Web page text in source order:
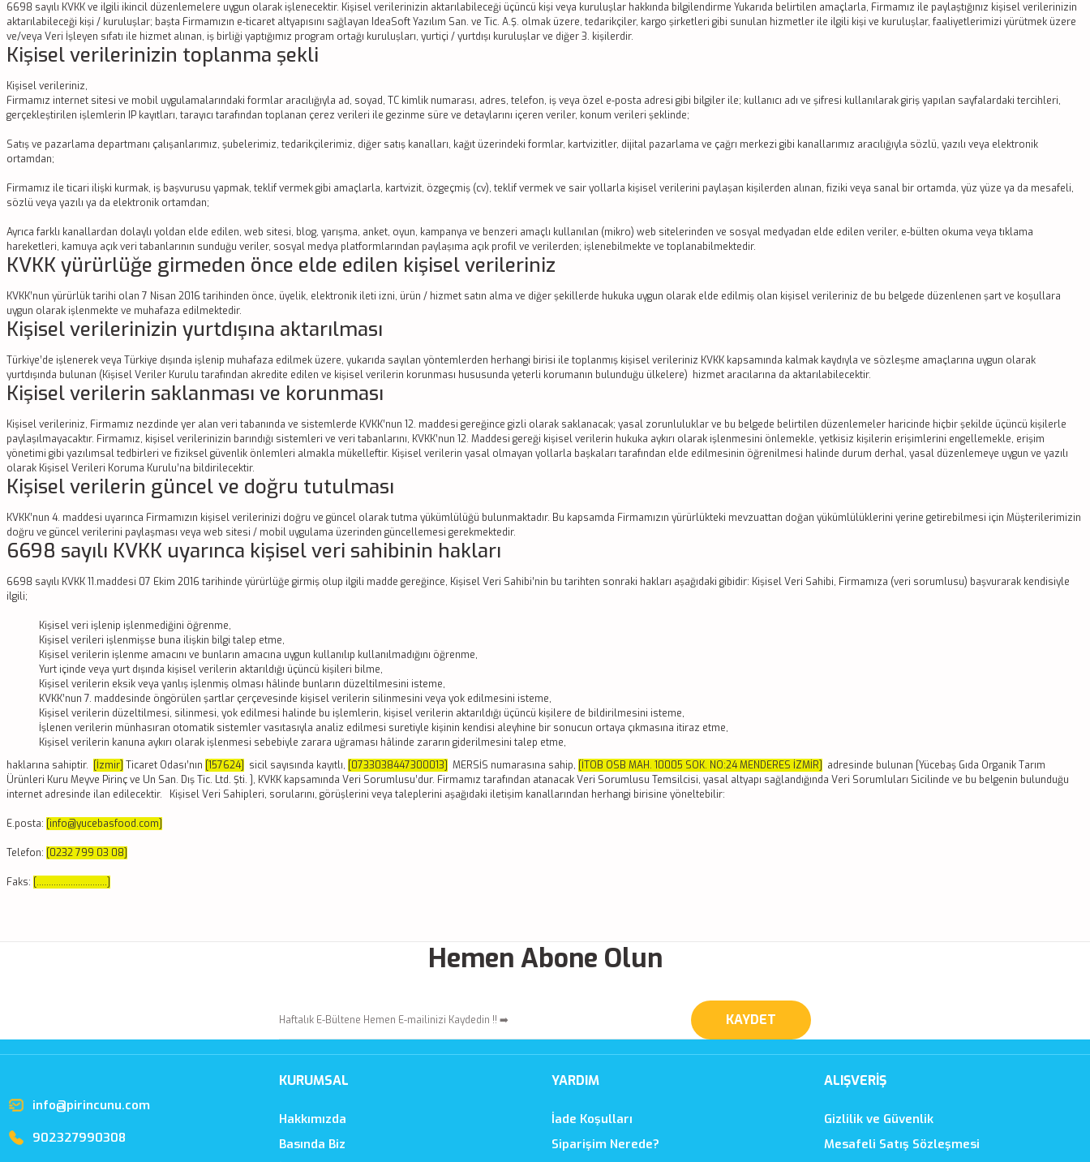
6698 sayılı KVKK ve ilgili ikincil düzenlemelere uygun olarak işlenecektir. Kişisel verilerinizin aktarılabileceği üçüncü kişi veya kuruluşlar hakkında bilgilendirme Yukarıda belirtilen amaçlarla, Firmamız ile paylaştığınız kişisel verilerinizin
aktarılabileceği kişi / kuruluşlar; başta Firmamızın e-ticaret altyapısını sağlayan IdeaSoft Yazılım San. ve Tic. A.Ş. olmak üzere, tedarikçiler, kargo şirketleri gibi sunulan hizmetler ile ilgili kişi ve kuruluşlar, faaliyetlerimizi yürütmek üzere
ve/veya Veri İşleyen sıfatı ile hizmet alınan, iş birliği yaptığımız program ortağı kuruluşları, yurtiçi / yurtdışı kuruluşlar ve diğer 3. kişilerdir.
Kişisel verilerinizin toplanma şekli
Kişisel verileriniz,
Firmamız internet sitesi ve mobil uygulamalarındaki formlar aracılığıyla ad, soyad, TC kimlik numarası, adres, telefon, iş veya özel e-posta adresi gibi bilgiler ile; kullanıcı adı ve şifresi kullanılarak giriş yapılan sayfalardaki tercihleri,
gerçekleştirilen işlemlerin IP kayıtları, tarayıcı tarafından toplanan çerez verileri ile gezinme süre ve detaylarını içeren veriler, konum verileri şeklinde;
Satış ve pazarlama departmanı çalışanlarımız, şubelerimiz, tedarikçilerimiz, diğer satış kanalları, kağıt üzerindeki formlar, kartvizitler, dijital pazarlama ve çağrı merkezi gibi kanallarımız aracılığıyla sözlü, yazılı veya elektronik
ortamdan;
Firmamız ile ticari ilişki kurmak, iş başvurusu yapmak, teklif vermek gibi amaçlarla, kartvizit, özgeçmiş (cv), teklif vermek ve sair yollarla kişisel verilerini paylaşan kişilerden alınan, fiziki veya sanal bir ortamda, yüz yüze ya da mesafeli,
sözlü veya yazılı ya da elektronik ortamdan;
Ayrıca farklı kanallardan dolaylı yoldan elde edilen, web sitesi, blog, yarışma, anket, oyun, kampanya ve benzeri amaçlı kullanılan (mikro) web sitelerinden ve sosyal medyadan elde edilen veriler, e-bülten okuma veya tıklama
hareketleri, kamuya açık veri tabanlarının sunduğu veriler, sosyal medya platformlarından paylaşıma açık profil ve verilerden; işlenebilmekte ve toplanabilmektedir.
KVKK yürürlüğe girmeden önce elde edilen kişisel verileriniz
KVKK’nun yürürlük tarihi olan 7 Nisan 2016 tarihinden önce, üyelik, elektronik ileti izni, ürün / hizmet satın alma ve diğer şekillerde hukuka uygun olarak elde edilmiş olan kişisel verileriniz de bu belgede düzenlenen şart ve koşullara
uygun olarak işlenmekte ve muhafaza edilmektedir.
Kişisel verilerinizin yurtdışına aktarılması
Türkiye’de işlenerek veya Türkiye dışında işlenip muhafaza edilmek üzere, yukarıda sayılan yöntemlerden herhangi birisi ile toplanmış kişisel verileriniz KVKK kapsamında kalmak kaydıyla ve sözleşme amaçlarına uygun olarak
yurtdışında bulunan (Kişisel Veriler Kurulu tarafından akredite edilen ve kişisel verilerin korunması hususunda yeterli korumanın bulunduğu ülkelere) hizmet aracılarına da aktarılabilecektir.
Kişisel verilerin saklanması ve korunması
Kişisel verileriniz, Firmamız nezdinde yer alan veri tabanında ve sistemlerde KVKK’nun 12. maddesi gereğince gizli olarak saklanacak; yasal zorunluluklar ve bu belgede belirtilen düzenlemeler haricinde hiçbir şekilde üçüncü kişilerle
paylaşılmayacaktır. Firmamız, kişisel verilerinizin barındığı sistemleri ve veri tabanlarını, KVKK’nun 12. Maddesi gereği kişisel verilerin hukuka aykırı olarak işlenmesini önlemekle, yetkisiz kişilerin erişimlerini engellemekle, erişim
yönetimi gibi yazılımsal tedbirleri ve fiziksel güvenlik önlemleri almakla mükelleftir. Kişisel verilerin yasal olmayan yollarla başkaları tarafından elde edilmesinin öğrenilmesi halinde durum derhal, yasal düzenlemeye uygun ve yazılı
olarak Kişisel Verileri Koruma Kurulu’na bildirilecektir.
Kişisel verilerin güncel ve doğru tutulması
KVKK’nun 4. maddesi uyarınca Firmamızın kişisel verilerinizi doğru ve güncel olarak tutma yükümlülüğü bulunmaktadır. Bu kapsamda Firmamızın yürürlükteki mevzuattan doğan yükümlülüklerini yerine getirebilmesi için Müşterilerimizin
doğru ve güncel verilerini paylaşması veya web sitesi / mobil uygulama üzerinden güncellemesi gerekmektedir.
6698 sayılı KVKK uyarınca kişisel veri sahibinin hakları
6698 sayılı KVKK 11.maddesi 07 Ekim 2016 tarihinde yürürlüğe girmiş olup ilgili madde gereğince, Kişisel Veri Sahibi’nin bu tarihten sonraki hakları aşağıdaki gibidir: Kişisel Veri Sahibi, Firmamıza (veri sorumlusu) başvurarak kendisiyle
ilgili;
Kişisel veri işlenip işlenmediğini öğrenme,
Kişisel verileri işlenmişse buna ilişkin bilgi talep etme,
Kişisel verilerin işlenme amacını ve bunların amacına uygun kullanılıp kullanılmadığını öğrenme,
Yurt içinde veya yurt dışında kişisel verilerin aktarıldığı üçüncü kişileri bilme,
Kişisel verilerin eksik veya yanlış işlenmiş olması hâlinde bunların düzeltilmesini isteme,
KVKK’nun 7. maddesinde öngörülen şartlar çerçevesinde kişisel verilerin silinmesini veya yok edilmesini isteme,
Kişisel verilerin düzeltilmesi, silinmesi, yok edilmesi halinde bu işlemlerin, kişisel verilerin aktarıldığı üçüncü kişilere de bildirilmesini isteme,
İşlenen verilerin münhasıran otomatik sistemler vasıtasıyla analiz edilmesi suretiyle kişinin kendisi aleyhine bir sonucun ortaya çıkmasına itiraz etme,
Kişisel verilerin kanuna aykırı olarak işlenmesi sebebiyle zarara uğraması hâlinde zararın giderilmesini talep etme,
haklarına sahiptir. [İzmir] Ticaret Odası’nın [157624] sicil sayısında kayıtlı, [0733038447300013] MERSİS numarasına sahip, [İTOB OSB MAH. 10005 SOK. NO:24 MENDERES İZMİR] adresinde bulunan [Yücebaş Gıda Organik Tarım
Ürünleri Kuru Meyve Pirinç ve Un San. Dış Tic. Ltd. Şti. ], KVKK kapsamında Veri Sorumlusu’dur. Firmamız tarafından atanacak Veri Sorumlusu Temsilcisi, yasal altyapı sağlandığında Veri Sorumluları Sicilinde ve bu belgenin bulunduğu
internet adresinde ilan edilecektir. Kişisel Veri Sahipleri, sorularını, görüşlerini veya taleplerini aşağıdaki iletişim kanallarından herhangi birisine yöneltebilir:
E.posta: [info@yucebasfood.com]
Telefon: [0232 799 03 08]
Faks: [.............................]
Hemen Abone Olun
KAYDET
info@pirincunu.com
902327990308
KURUMSAL
Hakkımızda
Basında Biz
YARDIM
İade Koşulları
Siparişim Nerede?
ALIŞVERİŞ
Gizlilik ve Güvenlik
Mesafeli Satış Sözleşmesi